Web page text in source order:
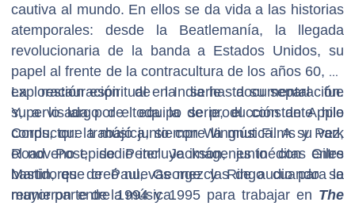
cautiva al mundo. En ellos se da vida a las historias
atemporales: desde la Beatlemanía, la llegada
revolucionaria de la banda a Estados Unidos, su
papel al frente de la contracultura de los años 60, su
exploración espiritual en India hasta su separación.
Y, a lo largo de toda la serie, el constante hilo
conductor: la música, siempre la música. A su vez,
el noveno episodio incluye imágenes inéditas entre
bastidores de Paul, George y Ringo cuando se
reunieron entre 1994 y 1995 para trabajar en The
La restauración de la serie documental fue
supervisada por el equipo de producción de Apple
Corps, que trabajó junto con Wingnut Films y Park
Road Post, de Peter Jackson, junto con Giles
Martin, que creó nuevas mezclas de audio para la
mayor parte de la música.